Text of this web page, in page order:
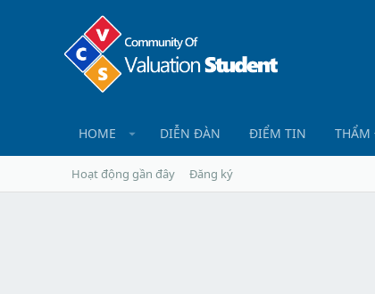
HOME DIỄN ĐÀN ĐIỂM TIN
Hoạt động gần đây Đăng ký